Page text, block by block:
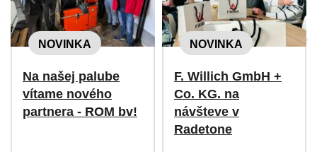
NOVINKA
Na našej palube
vítame nového
partnera - ROM bv!
NOVINKA
F. Willich GmbH +
Co. KG. na
návšteve v
Radetone